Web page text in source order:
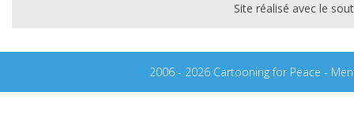
Site réalisé avec le
2006 - 2026 Cartooning for Peace -